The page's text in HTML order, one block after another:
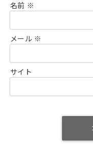
名前 ※
メール ※
サイト